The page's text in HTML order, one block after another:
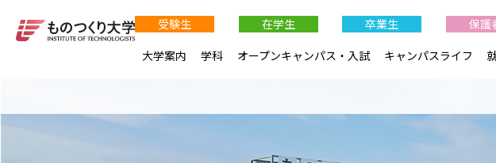
受験生 在学生 卒業生 保護
大学案内
学科 オープンキャンパス・入試 キャンパスライフ